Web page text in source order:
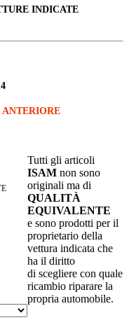
INDICATE
Tutti gli articoli
ISAM non sono
originali ma di
QUALITÀ
EQUIVALENTE
e sono prodotti per il
proprietario della
vettura indicata che
ha il diritto
di scegliere con quale
ricambio riparare la
propria automobile.